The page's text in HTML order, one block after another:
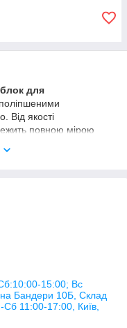
для
Від якості
повною мірою
затоки, зливу
і все це
басейни, відразу ж
моторні блоки,
Все залежить від
15:00; Вс
Бандери 10Б, Склад
11:00-17:00, Київ,